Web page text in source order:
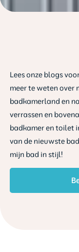
Lees onze blogs
meer te weten over
badkamerland en
verrassen en
badkamer en toilet
van de nieuwste
mijn bad in stijl!